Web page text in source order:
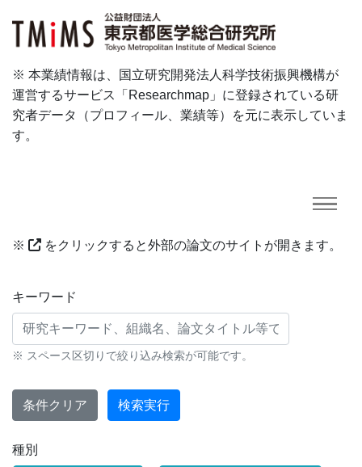
※ 本業績情報は、国立研究開発法人科学技術振興機構が
運営するサービス「Researchmap」に登録されている研
究者データ（プロフィール、業績等）を元に表示していま
す。
※ をクリックすると外部の論文のサイトが開きます。
研究業績に対する検索条件
キーワード
※ スペース区切りで絞り込み検索が可能です。
条件クリア 検索実行
種別